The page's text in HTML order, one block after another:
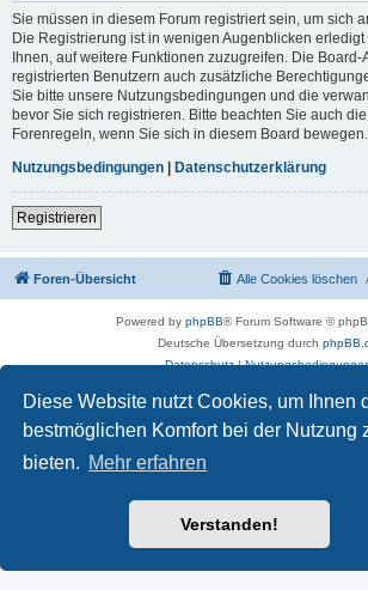
Diese Website nutzt Cookies, um Ihnen
bestmöglichen Komfort bei der Nutzung
bieten. Mehr erfahren
Verstanden!
Sie müssen in diesem Forum registriert sein, um sich
Die Registrierung ist in wenigen Augenblicken
Ihnen, auf weitere Funktionen zuzugreifen. Die Board-
registrierten Benutzern auch zusätzliche
Sie bitte unsere Nutzungsbedingungen und die
bevor Sie sich registrieren. Bitte beachten Sie auch
Forenregeln, wenn Sie sich in diesem Board bewegen.
Nutzungsbedingungen | Datenschutzerklärung
Registrieren
Foren-Übersicht Alle Cookies löschen
Powered by phpBB® Forum Software ©
Deutsche Übersetzung durch
Datenschutz|